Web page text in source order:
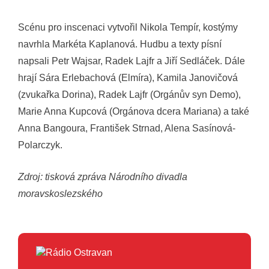
Scénu pro inscenaci vytvořil Nikola Tempír, kostýmy
navrhla Markéta Kaplanová. Hudbu a texty písní
napsali Petr Wajsar, Radek Lajfr a Jiří Sedláček. Dále
hrají Sára Erlebachová (Elmíra), Kamila Janovičová
(zvukařka Dorina), Radek Lajfr (Orgánův syn Demo),
Marie Anna Kupcová (Orgánova dcera Mariana) a také
Anna Bangoura, František Strnad, Alena Sasínová-
Polarczyk.
Zdroj: tisková zpráva Národního divadla
moravskoslezského